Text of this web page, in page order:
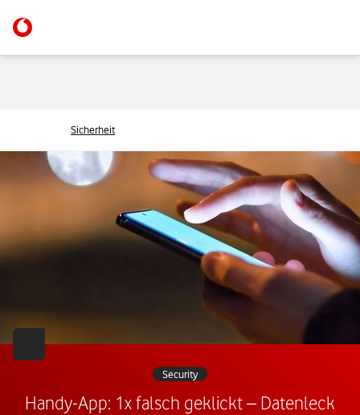
Sicherheit
Security
Handy-App: 1x falsch geklickt – Datenleck